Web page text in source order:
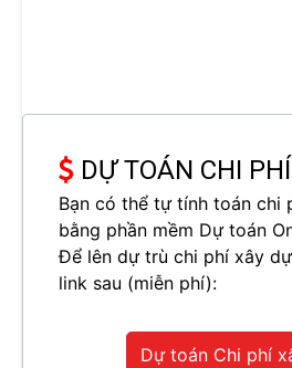
DỰ TOÁN CHI PHÍ
Bạn có thể tự tính toán chi
bằng phần mềm Dự toán
Để lên dự trù chi phí xây
link sau (miễn phí):
Dự toán Chi phí